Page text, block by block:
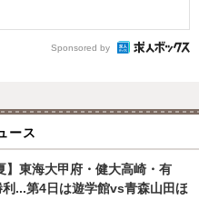
Sponsored by
ース
】東海大甲府・健大高崎・有
...第4日は遊学館vs青森山田ほ